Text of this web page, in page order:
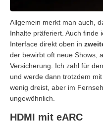
Allgemein merkt man auch,
Inhalte präferiert. Auch finde
Interface direkt oben in
der bewirbt oft neue Shows,
Versicherung. Ich zahl für
und werde dann trotzdem
wenig dreist, aber im
ungewöhnlich.
HDMI mit eARC